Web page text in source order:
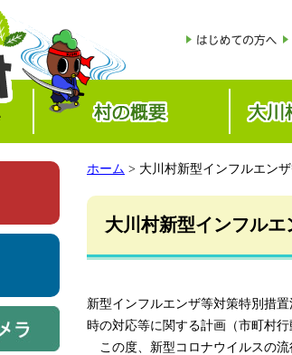
ホーム > 大川村新型インフルエン
大川村新型インフル
新型インフルエンザ等対策特別措
時の対応等に関する計画（市町村
この度、新型コロナウイルスの流